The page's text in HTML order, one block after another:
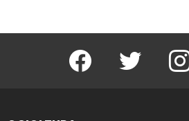
Facebook Twitter